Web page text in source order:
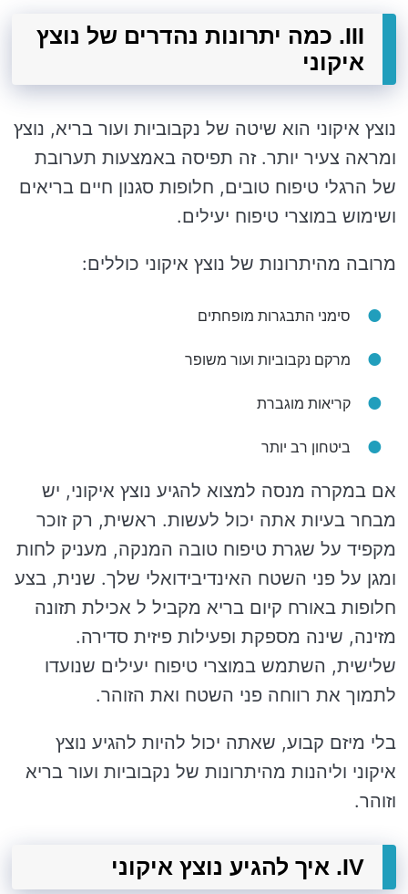
III. כמה יתרונות נהדרים של נוצץ
איקוני
נוצץ איקוני הוא שיטה של נקבוביות ועור בריא, נוצץ
ומראה צעיר יותר. זה תפיסה באמצעות תערובת
של הרגלי טיפוח טובים, חלופות סגנון חיים בריאים
ושימוש במוצרי טיפוח יעילים.
מרובה מהיתרונות של נוצץ איקוני כוללים:
סימני התבגרות מופחתים
מרקם נקבוביות ועור משופר
קריאות מוגברת
ביטחון רב יותר
אם במקרה מנסה למצוא להגיע נוצץ איקוני, יש
מבחר בעיות אתה יכול לעשות. ראשית, רק זוכר
מקפיד על שגרת טיפוח טובה המנקה, מעניק לחות
ומגן על פני השטח האינדיבידואלי שלך. שנית, בצע
חלופות באורח קיום בריא מקביל ל אכילת תזונה
מזינה, שינה מספקת ופעילות פיזית סדירה.
שלישית, השתמש במוצרי טיפוח יעילים שנועדו
לתמוך את רווחה פני השטח ואת הזוהר.
בלי מיזם קבוע, שאתה יכול להיות להגיע נוצץ
איקוני וליהנות מהיתרונות של נקבוביות ועור בריא
וזוהר.
IV. איך להגיע נוצץ איקוני